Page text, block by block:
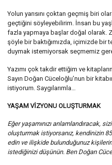
Yolun yarısını çoktan geçmiş biri
geçtiğini söyleyebilirim. İnsan bu
fazla yapmaya başlar doğal olarak.
şöyle bir baktığımızda, içimizde bir
duymak istemiyorsak seçmemiz
Yazımı çok takdir ettiğim ve
Sayın Doğan Cüceloğlu’nun bir
istiyorum. Saygılarımla…
YAŞAM VİZYONU OLUŞTURMAK
Eğer yaşamınızı anlamlandıracak,
oluşturmak istiyorsanız, kendinizin
edin ve ilişkide bulunduğunuz
istediğinizi düşünün. Ben Doğan